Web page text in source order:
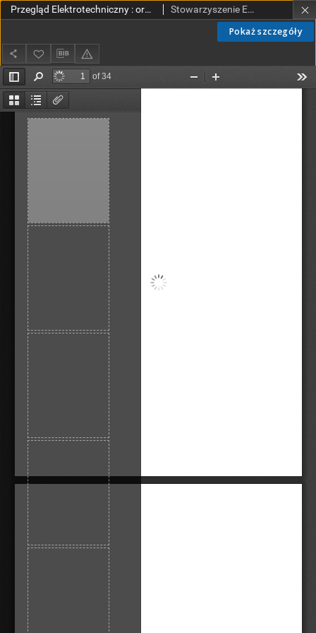
Pokaż szczegóły
Przegląd Elektrotechniczny : organ Stowarzyszenia Elektrotechników Polskich R. VII z. 13 (1925) Stowarzyszenie Elektrotechników Polskich.